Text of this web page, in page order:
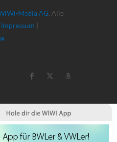
Media AG. Alle
Impressum |